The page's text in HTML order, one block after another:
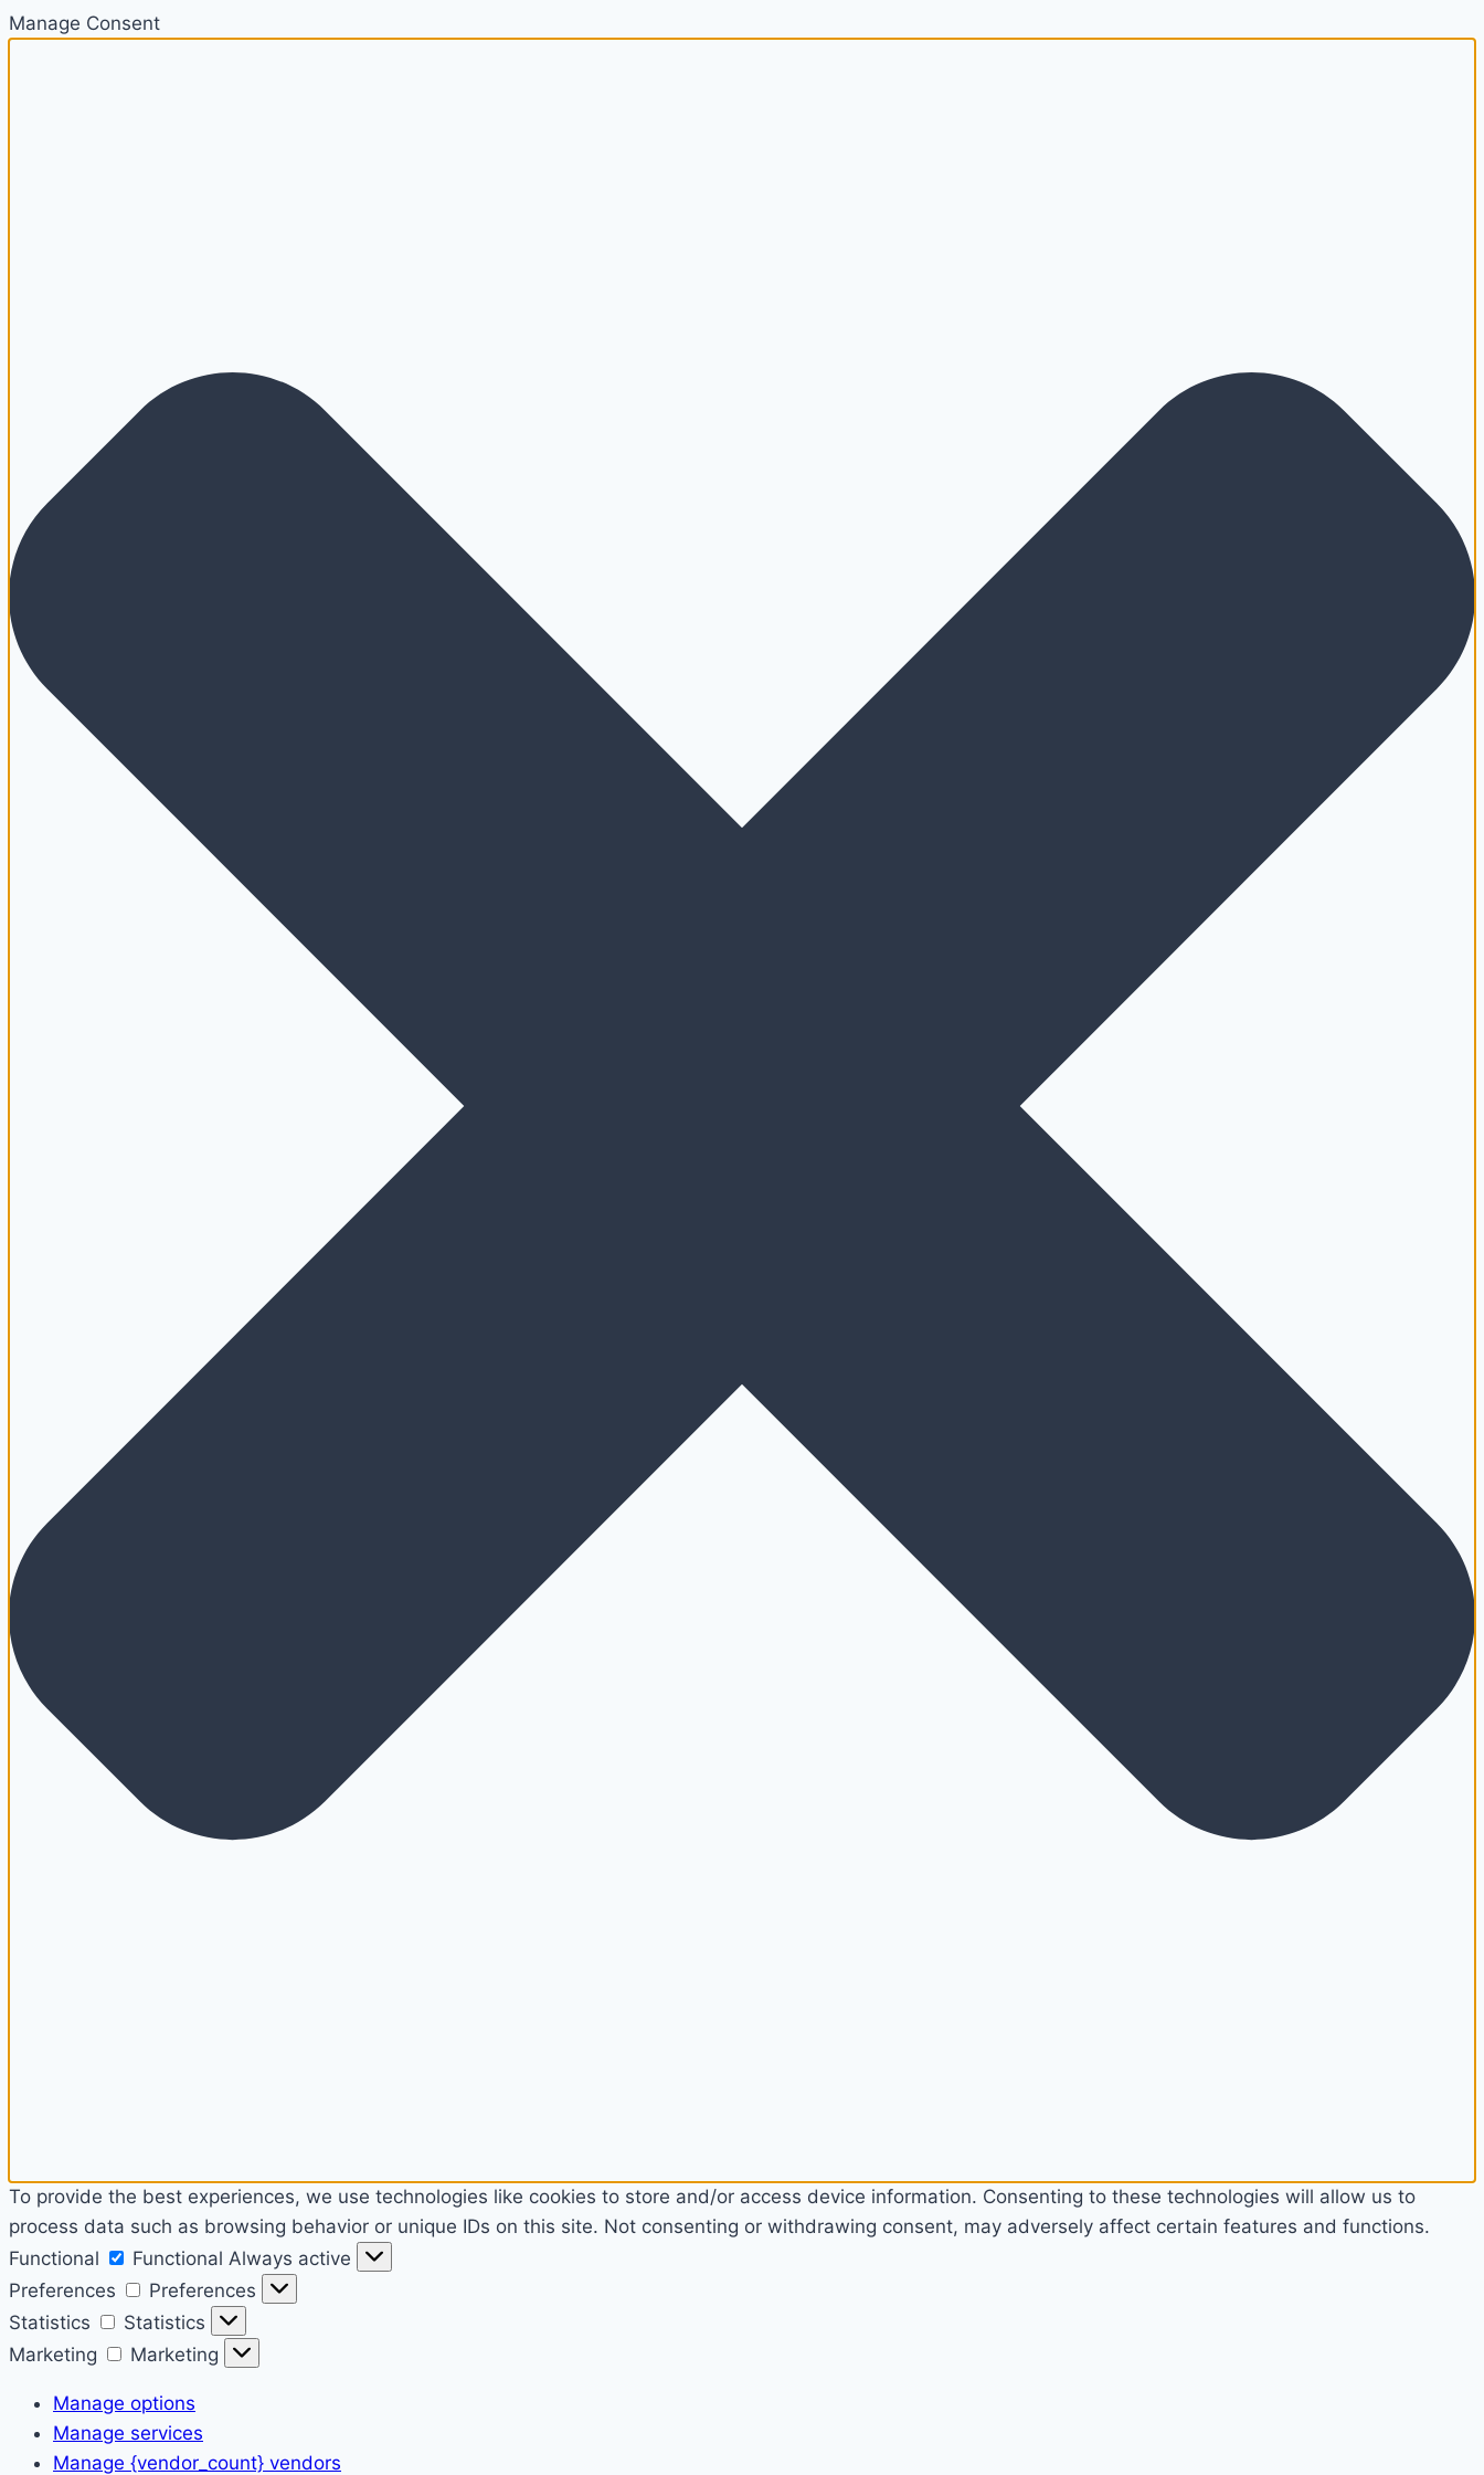
Manage Consent
To provide the best experiences, we use technologies like cookies to store and/or access device information. Consenting to these technologies will allow us to
process data such as browsing behavior or unique IDs on this site. Not consenting or withdrawing consent, may adversely affect certain features and functions.
Functional
Functional Always active
Preferences
Preferences
Statistics
Statistics
Marketing
Marketing
Manage options
Manage services
Manage {vendor_count} vendors